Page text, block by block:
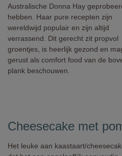
Australische Donna Hay
hebben. Haar pure recepten zijn
wereldwijd populair en zijn altijd
verrassend. Dit gerecht zit propvol
groentjes, is heerlijk gezond en
gerust als comfort food van de
plank beschouwen.
Cheesecake met
Het leuke aan kaastaart/